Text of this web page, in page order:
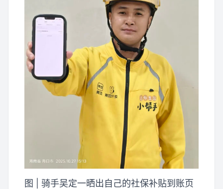
图 | 骑手吴定一晒出自己的社保补贴到账页